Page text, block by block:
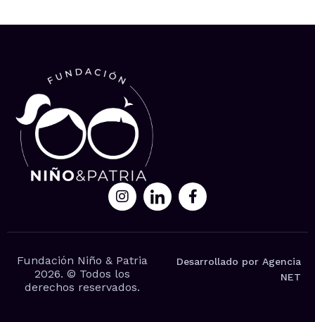
Fundación Niño & Patria
2026. © Todos los
derechos reservados.
Desarrollado por Agencia
NET